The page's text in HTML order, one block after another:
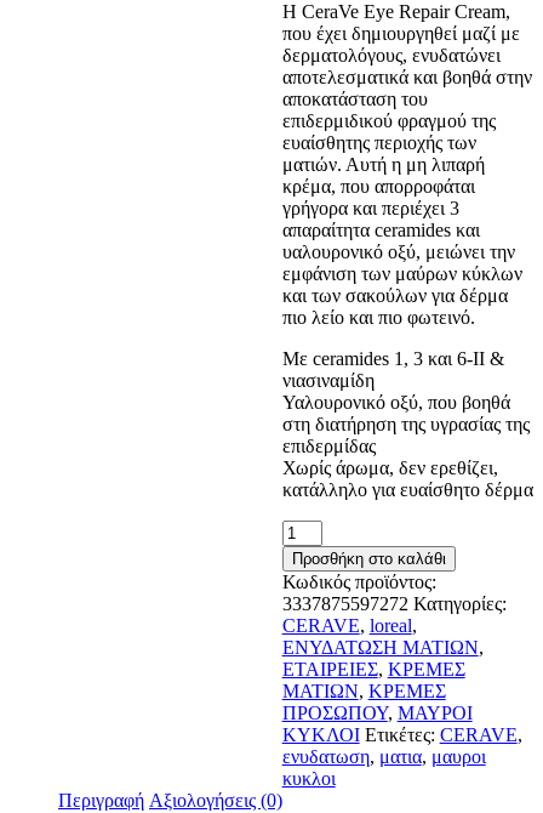
Η CeraVe Eye Repair Cream,
που έχει δημιουργηθεί μαζί με
δερματολόγους, ενυδατώνει
αποτελεσματικά και βοηθά στην
αποκατάσταση του
επιδερμιδικού φραγμού της
ευαίσθητης περιοχής των
ματιών. Αυτή η μη λιπαρή
κρέμα, που απορροφάται
γρήγορα και περιέχει 3
απαραίτητα ceramides και
υαλουρονικό οξύ, μειώνει την
εμφάνιση των μαύρων κύκλων
και των σακούλων για δέρμα
πιο λείο και πιο φωτεινό.
Με ceramides 1, 3 και 6-ΙΙ &
νιασιναμίδη
Υαλουρονικό οξύ, που βοηθά
στη διατήρηση της υγρασίας της
επιδερμίδας
Χωρίς άρωμα, δεν ερεθίζει,
κατάλληλο για ευαίσθητο δέρμα
CeraVe
Creme
Reparatrice
Contour
Yeux
14ml
ποσότητα
Προσθήκη στο καλάθι
Κωδικός προϊόντος:
3337875597272 Κατηγορίες:
CERAVE, loreal,
ΕΝΥΔΑΤΩΣΗ ΜΑΤΙΩΝ,
ΕΤΑΙΡΕΙΕΣ, ΚΡΕΜΕΣ
ΜΑΤΙΩΝ, ΚΡΕΜΕΣ
ΠΡΟΣΩΠΟΥ, ΜΑΥΡΟΙ
ΚΥΚΛΟΙ Ετικέτες: CERAVE,
ενυδατωση, ματια, μαυροι
κυκλοι
Περιγραφή Αξιολογήσεις (0)